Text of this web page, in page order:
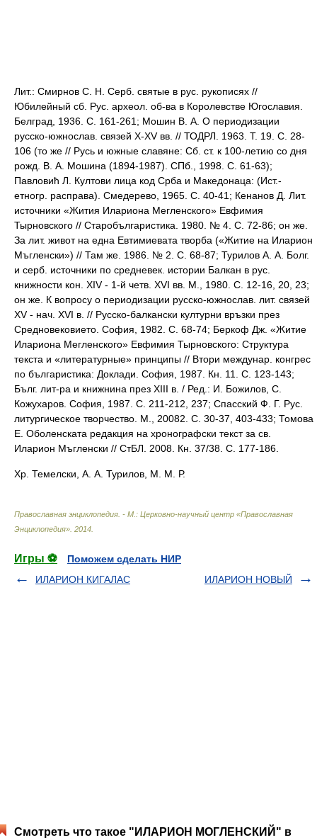
Лит.: Смирнов С. Н. Серб. святые в рус. рукописях //
Юбилейный сб. Рус. археол. об-ва в Королевстве Югославия.
Белград, 1936. С. 161-261; Мошин В. А. О периодизации
русско-южнослав. связей X-XV вв. // ТОДРЛ. 1963. Т. 19. С. 28-
106 (то же // Русь и южные славяне: Сб. ст. к 100-летию со дня
рожд. В. А. Мошина (1894-1987). СПб., 1998. С. 61-63);
Павловић Л. Култови лица код Срба и Македонаца: (Ист.-
етногр. расправа). Смедерево, 1965. С. 40-41; Кенанов Д. Лит.
источники «Жития Илариона Мегленского» Евфимия
Тырновского // Старобългаристика. 1980. № 4. С. 72-86; он же.
За лит. живот на една Евтимиевата творба («Житие на Иларион
Мъгленски») // Там же. 1986. № 2. С. 68-87; Турилов А. А. Болг.
и серб. источники по средневек. истории Балкан в рус.
книжности кон. XIV - 1-й четв. XVI вв. М., 1980. С. 12-16, 20, 23;
он же. К вопросу о периодизации русско-южнослав. лит. связей
XV - нач. XVI в. // Русско-балкански културни връзки през
Средновековието. София, 1982. С. 68-74; Беркоф Дж. «Житие
Илариона Мегленского» Евфимия Тырновского: Структура
текста и «литературные» принципы // Втори междунар. конгрес
по българистика: Доклади. София, 1987. Кн. 11. С. 123-143;
Бълг. лит-ра и книжнина през XIII в. / Ред.: И. Божилов, С.
Кожухаров. София, 1987. С. 211-212, 237; Спасский Ф. Г. Рус.
литургическое творчество. М., 20082. С. 30-37, 403-433; Томова
Е. Оболенската редакция на хронографски текст за св.
Иларион Мъгленски // СтБЛ. 2008. Кн. 37/38. С. 177-186.
Хр. Темелски, А. А. Турилов, М. М. Р.
Православная энциклопедия. - М.: Церковно-научный центр «Православная
Энциклопедия» 2014
Игры ⚽
Поможем сделать НИР
ИЛАРИОН КИГАЛАС
ИЛАРИОН НОВЫЙ
Смотреть что такое "ИЛАРИОН МОГЛЕНСКИЙ" в